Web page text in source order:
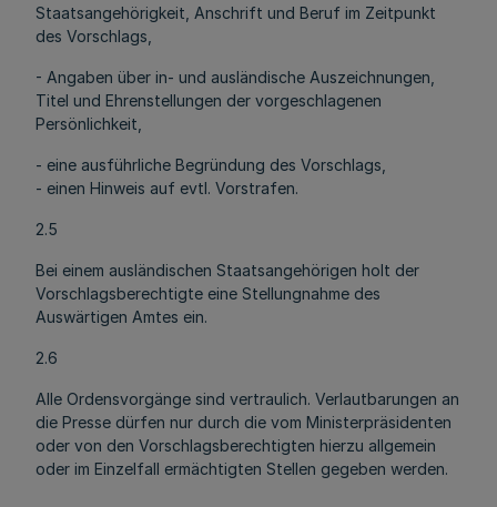
Staatsangehörigkeit, Anschrift und Beruf im Zeitpunkt
des Vorschlags,
- Angaben über in- und ausländische Auszeichnungen,
Titel und Ehrenstellungen der vorgeschlagenen
Persönlichkeit,
- eine ausführliche Begründung des Vorschlags,
- einen Hinweis auf evtl. Vorstrafen.
2.5
Bei einem ausländischen Staatsangehörigen holt der
Vorschlagsberechtigte eine Stellungnahme des
Auswärtigen Amtes ein.
2.6
Alle Ordensvorgänge sind vertraulich. Verlautbarungen an
die Presse dürfen nur durch die vom Ministerpräsidenten
oder von den Vorschlagsberechtigten hierzu allgemein
oder im Einzelfall ermächtigten Stellen gegeben werden.